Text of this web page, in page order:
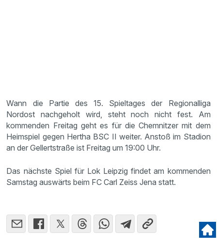
Wann die Partie des 15. Spieltages der Regionalliga
Nordost nachgeholt wird, steht noch nicht fest. Am
kommenden Freitag geht es für die Chemnitzer mit dem
Heimspiel gegen Hertha BSC II weiter. Anstoß im Stadion
an der Gellertstraße ist Freitag um 19:00 Uhr.
Das nächste Spiel für Lok Leipzig findet am kommenden
Samstag auswärts beim FC Carl Zeiss Jena statt.